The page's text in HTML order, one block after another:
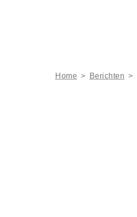
Home > Berichten >